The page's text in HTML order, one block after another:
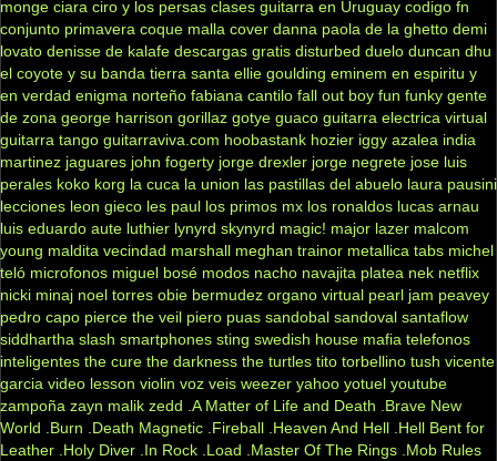
monge ciara ciro y los persas clases guitarra en Uruguay codigo fn
conjunto primavera coque malla cover danna paola de la ghetto demi
lovato denisse de kalafe descargas gratis disturbed duelo duncan dhu
el coyote y su banda tierra santa ellie goulding eminem en espiritu y
en verdad enigma norteño fabiana cantilo fall out boy fun funky gente
de zona george harrison gorillaz gotye guaco guitarra electrica virtual
guitarra tango guitarraviva.com hoobastank hozier iggy azalea india
martinez jaguares john fogerty jorge drexler jorge negrete jose luis
perales koko korg la cuca la union las pastillas del abuelo laura pausini
lecciones leon gieco les paul los primos mx los ronaldos lucas arnau
luis eduardo aute luthier lynyrd skynyrd magic! major lazer malcom
young maldita vecindad marshall meghan trainor metallica tabs michel
teló microfonos miguel bosé modos nacho navajita platea nek netflix
nicki minaj noel torres obie bermudez organo virtual pearl jam peavey
pedro capo pierce the veil piero puas sandobal sandoval santaflow
siddhartha slash smartphones sting swedish house mafia telefonos
inteligentes the cure the darkness the turtles tito torbellino tush vicente
garcia video lesson violin voz veis weezer yahoo yotuel youtube
zampoña zayn malik zedd .A Matter of Life and Death
.Brave New
World
.Burn .Death Magnetic .Fireball .Heaven And Hell .Hell Bent for
Leather .Holy Diver .In Rock .Load .Master Of The Rings .Mob Rules